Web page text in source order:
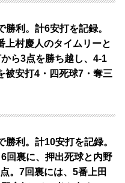
利。計6安打を記録。
上村慶人のタイムリーと
ら3点を勝ち越し、4-1
被安打4・四死球7・奪三
利。計10安打を記録。
回裏に、押出死球と内野
。7回裏には、5番上田